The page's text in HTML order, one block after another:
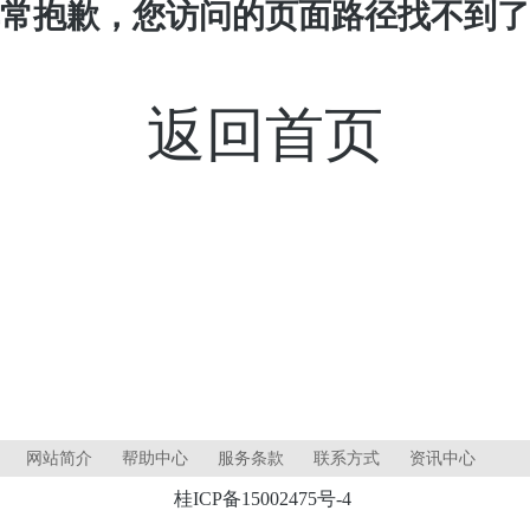
抱歉，您访问的页面路径找不到
返回首页
网站简介 帮助中心 服务条款 联系方式 资讯中心
桂ICP备15002475号-4